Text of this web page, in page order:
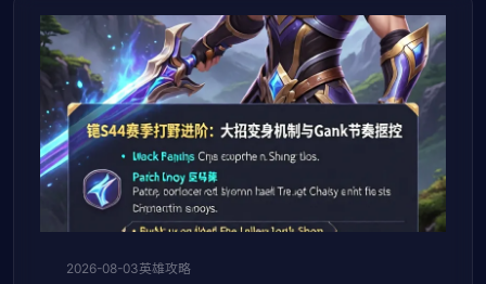
2026-08-03英雄攻略